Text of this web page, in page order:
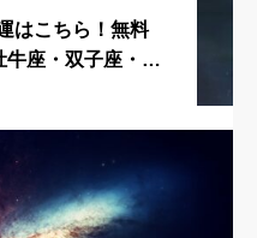
はこちら！無料
座・双子座・蟹